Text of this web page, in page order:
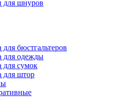
для шнуров
бюстгальтеров
для одежды
для сумок
для штор